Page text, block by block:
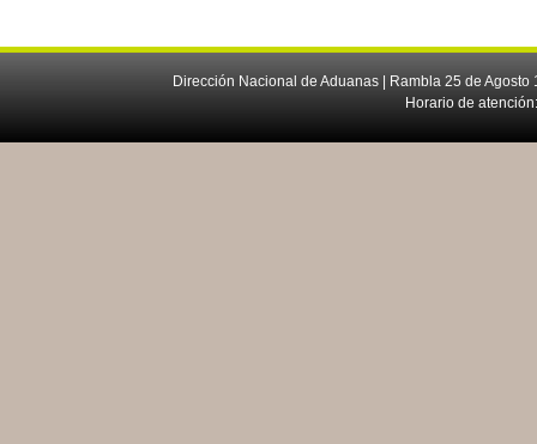
Dirección Nacional de Aduanas | Rambla 25 de
Horario de